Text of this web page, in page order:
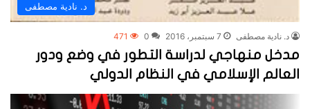
د. نادية مصطفى
د. نادية مصطفى 7 سبتمبر، 2016 0
471
مدخل منهاجي لدراسة التطور في وضع ودور
العالم الإسلامي في النظام الدولي